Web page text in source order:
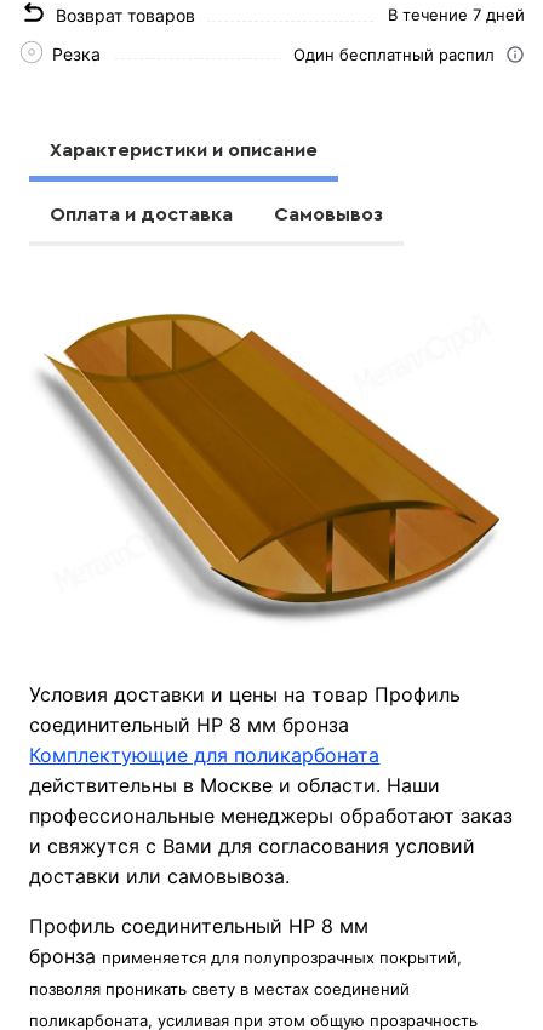
Возврат товаров В течение 7 дней
Резка Один бесплатный распил
Характеристики и описание
Оплата и доставка Самовывоз
Условия доставки и цены на товар Профиль
соединительный HP 8 мм бронза
Комплектующие для поликарбоната
действительны в Москве и области. Наши
профессиональные менеджеры обработают заказ
и свяжутся с Вами для согласования условий
доставки или самовывоза.
Профиль соединительный HP 8 мм
бронза применяется для полупрозрачных покрытий,
позволяя проникать свету в местах соединений
поликарбоната, усиливая при этом общую прозрачность